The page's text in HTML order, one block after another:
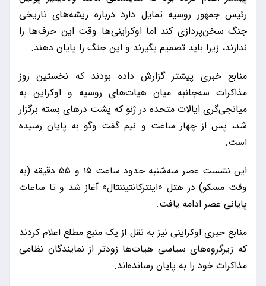
رئیس جمهور روسیه تمایل دارد درباره ریشه‌های تاریخی
جنگ سخن‌پردازی کند اما اوکراینی‌ها وقت این حرف‌ها را
ندارند، زیرا باید تصمیم بگیرند و این جنگ را پایان دهند.
منابع خبری پیشتر گزارش داده بودند که نخستین روز
مذاکرات سه‌جانبه میان هیات‌های روسیه و اوکراین به
میانجی‌گری ایالات متحده در ژنو که پشت درهای بسته برگزار
شد، پس از چهار ساعت و نیم گفت وگو به پایان رسیده
است.
این نشست عصر سه‌شنبه حدود ساعت ۱۵ و ۵۵ دقیقه (به
وقت مسکو) در هتل «اینترکانتیننتال» آغاز شد و تا ساعات
پایانی عصر ادامه یافت.
منابع خبری اوکراینی نیز به نقل از یک منبع مطلع اعلام کردند
که زیرگروه‌های سیاسی هیات‌ها زودتر از نمایندگان نظامی
مذاکرات خود را به پایان رسانده‌اند.